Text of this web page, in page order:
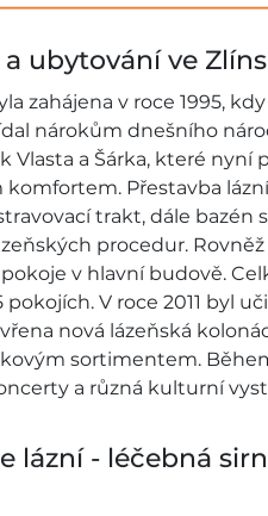
a ubytování ve
zahájena v roce 1995,
nárokům dnešního
Vlasta a Šárka, které nyní
Přestavba
trakt, dále bazén
procedur.
v hlavní budově.
pokojích. V roce 2011 byl
nová lázeňská
sortimentem.
a různá kulturní
lázní - léčebná